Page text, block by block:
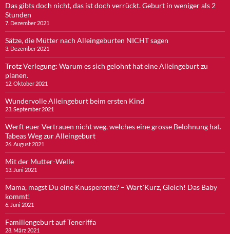
Das gibts doch nicht, das ist doch verrückt. Geburt in weniger als 2
Stunden
7. Dezember 2021
Sätze, die Mütter nach Alleingeburten NICHT sagen
3. Dezember 2021
Trotz Verlegung: Warum es sich gelohnt hat eine Alleingeburt zu
planen.
12. Oktober 2021
Wundervolle Alleingeburt beim ersten Kind
23. September 2021
Werft euer Vertrauen nicht weg, welches eine grosse Belohnung hat.
Tabeas Weg zur Alleingeburt
26. August 2021
Mit der Mutter-Welle
13. Juni 2021
Mama, magst Du eine Knusperente? – Wart´Kurz, Gleich! Das Baby
kommt!
6. Juni 2021
Familiengeburt auf Teneriffa
28. März 2021